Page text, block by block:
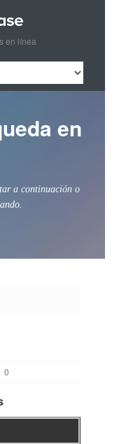
en línea
en
a continuación o
0